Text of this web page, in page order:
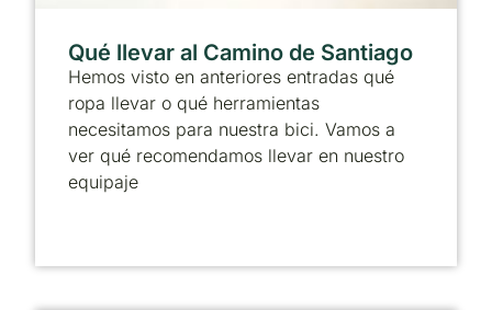
Qué llevar al Camino de Santiago
Hemos visto en anteriores entradas qué
ropa llevar o qué herramientas
necesitamos para nuestra bici. Vamos a
ver qué recomendamos llevar en nuestro
equipaje